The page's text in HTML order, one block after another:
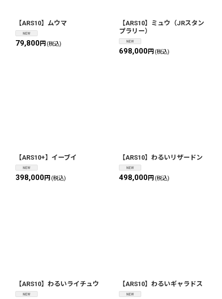
【ARS10】ムウマ
79,800円 (税込)
【ARS10】ミュウ（JRスタン
プラリー）
698,000円 (税込)
【ARS10+】イーブイ
398,000円 (税込)
【ARS10】わるいリザードン
498,000円 (税込)
【ARS10】わるいライチュウ 【ARS10】わるいギャラドス